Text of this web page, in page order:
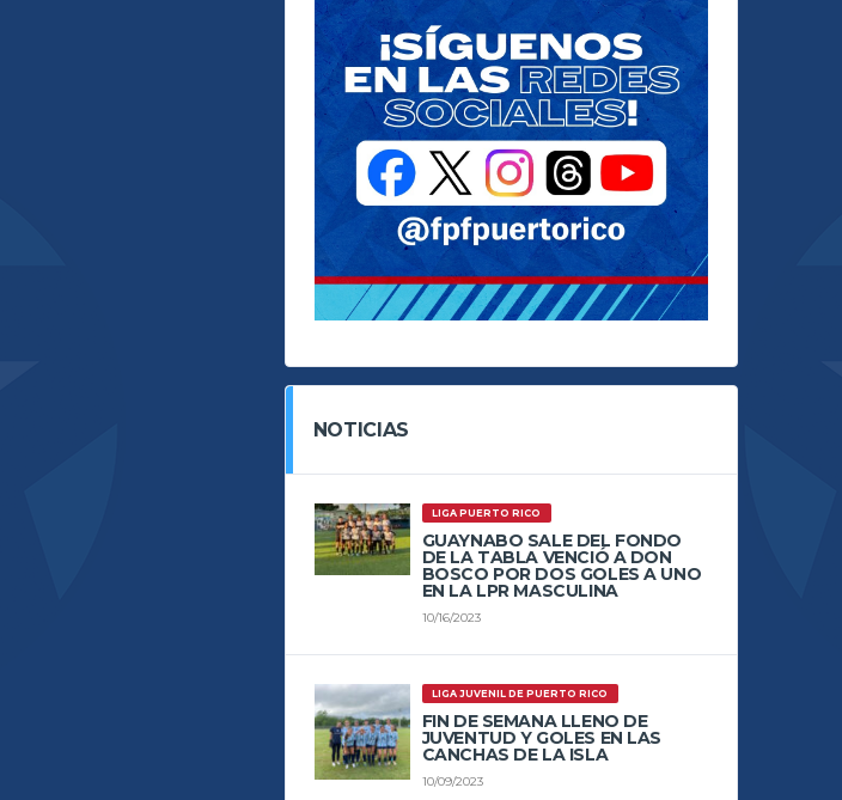
NOTICIAS
LIGA PUERTO RICO
GUAYNABO SALE DEL FONDO
DE LA TABLA VENCIÓ A DON
BOSCO POR DOS GOLES A UNO
EN LA LPR MASCULINA
10/16/2023
LIGA JUVENIL DE PUERTO RICO
FIN DE SEMANA LLENO DE
JUVENTUD Y GOLES EN LAS
CANCHAS DE LA ISLA
10/09/2023